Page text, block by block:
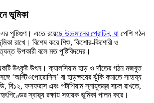
ভূমিকা
পুষ্টিগুণ। এতে রয়েছে উচ্চমানের প্রোটিন, যা পেশি গঠন
রাখে। বিশেষ করে শিশু, কিশোর-কিশোরী ও
উপকারী বলে মত পুষ্টিবিদদের।
উৎকৃষ্ট উৎস। ক্যালসিয়াম হাড় ও দাঁতের গঠন মজবুত
‘অস্টিওপোরোসিস’ বা হাড়ক্ষয়ের ঝুঁকি কমাতে সাহায্য
বি১২, ফসফরাস এবং পটাশিয়াম স্নায়ুতন্ত্র সচল রাখতে,
স্বাস্থ্য রক্ষায় সহায়ক ভূমিকা পালন করে।